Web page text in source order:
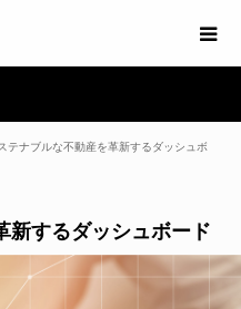
テナブルな不動産を革新するダッシュボ
新するダッシュボード